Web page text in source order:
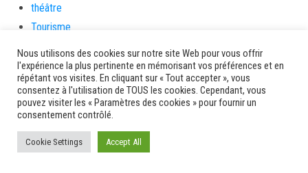
théâtre
Tourisme
toussaint
tradition
Transition Energétique
Transport et routes
Travail
Travaux
Nous utilisons des cookies sur notre site Web pour vous offrir
l'expérience la plus pertinente en mémorisant vos préférences et en
répétant vos visites. En cliquant sur « Tout accepter », vous
consentez à l'utilisation de TOUS les cookies. Cependant, vous
pouvez visiter les « Paramètres des cookies » pour fournir un
consentement contrôlé.
Cookie Settings Accept All